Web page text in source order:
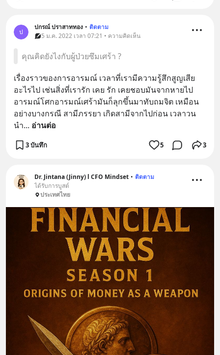
ป
ปกรณ์ ปราสาททอง • ติดตาม
5 ม.ค. 2022 เวลา 07:21 • ความคิดเห็น
คุณคิดยังไงกับผู้ป่วยซึมเศร้า ?
เรื่องราวของการอารมณ์ เวลาที่เรามีความรู้สึกสูญเสีย
อะไรไป เช่นสิ่งที่เรารัก เคย รัก เคยชอบมันจากหายไป
อารมณ์โศกอารมณ์เศร้ามันก็ลุกขึ้นมาทับถมจิต เหมือน
อย่างบางกรณี สามีภรรยา เกิดสามีจากไปก่อน เวลาวน
นำ... อ่านต่อ
3 บันทึก 5 3
Dr. Jintana (Jinny) l CFO Mindset • ติดตาม
ได้รับการบูสต์
ประเทศไทย